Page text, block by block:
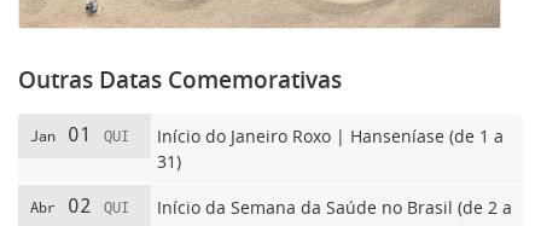
Outras Datas Comemorativas
Jan 01 QUI
Início do Janeiro Roxo | Hanseníase (de 1 a
31)
Abr 02 QUI
Início da Semana da Saúde no Brasil (de 2 a